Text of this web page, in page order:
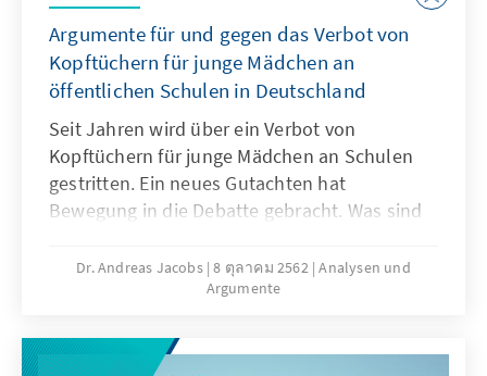
Argumente für und gegen das Verbot von
Kopftüchern für junge Mädchen an
öffentlichen Schulen in Deutschland
Seit Jahren wird über ein Verbot von
Kopftüchern für junge Mädchen an Schulen
gestritten. Ein neues Gutachten hat
Bewegung in die Debatte gebracht. Was sind
Verbot?
Dr. Andreas Jacobs 8 ตุลาคม 2562 Analysen und
Argumente